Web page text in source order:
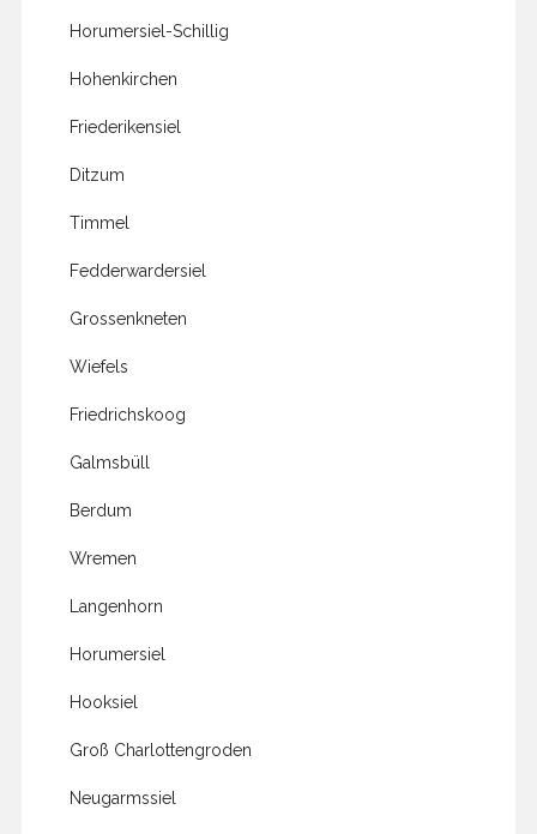
Horumersiel-Schillig
Hohenkirchen
Friederikensiel
Ditzum
Timmel
Fedderwardersiel
Grossenkneten
Wiefels
Friedrichskoog
Galmsbüll
Berdum
Wremen
Langenhorn
Horumersiel
Hooksiel
Groß Charlottengroden
Neugarmssiel